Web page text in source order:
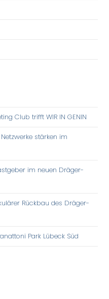
Club trifft WIR IN GENIN
stärken im
im neuen Dräger-
Rückbau des Dräger-
Park Lübeck Süd